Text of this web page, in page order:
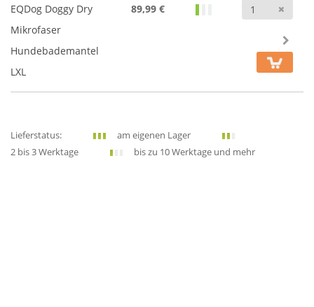
EQDog Doggy Dry
Mikrofaser
Hundebademantel
LXL
89,99 €
Lieferstatus:
am eigenen Lager
2 bis 3 Werktage
bis zu 10 Werktage und mehr